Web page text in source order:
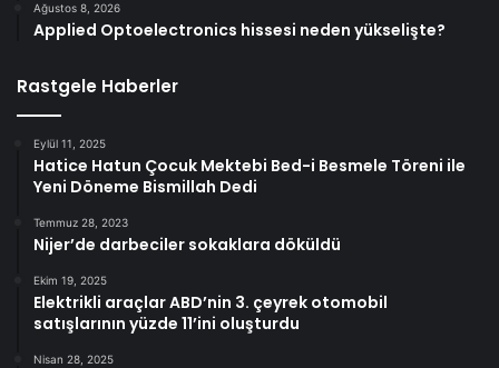
Ağustos 8, 2026
Applied Optoelectronics hissesi neden yükselişte?
Rastgele Haberler
Eylül 11, 2025
Hatice Hatun Çocuk Mektebi Bed-i Besmele Töreni ile
Yeni Döneme Bismillah Dedi
Temmuz 28, 2023
Nijer’de darbeciler sokaklara döküldü
Ekim 19, 2025
Elektrikli araçlar ABD’nin 3. çeyrek otomobil
satışlarının yüzde 11’ini oluşturdu
Nisan 28, 2025